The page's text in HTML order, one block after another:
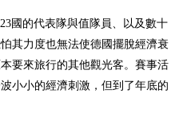
國的代表隊與值隊員、以及數十
其力度也無法使德國擺脫經濟衰
要來旅行的其他觀光客。賽事活
小小的經濟刺激，但到了年底的